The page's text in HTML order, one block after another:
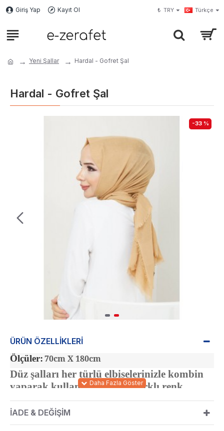
Giriş Yap Kayıt Ol ₺ TRY Türkçe
Yeni Şallar Hardal - Gofret Şal
Hardal - Gofret Şal
-33 %
ÜRÜN ÖZELLIKLERI
Ölçüler:70cm X 180cm
Düz şalları her türlü elbiselerinizle kombin
yaparak kullanabilirsiniz. Farklı renk
alternatifleriyle bulabilirsiniz.
İADE & DEĞIŞIM